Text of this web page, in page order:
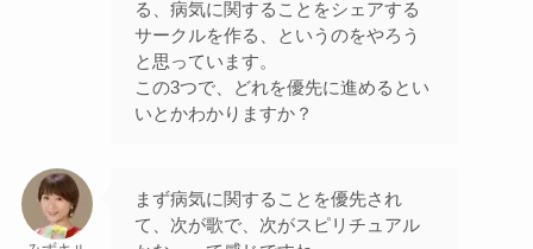
る、病気に関することをシェアする
サークルを作る、というのをやろう
と思っています。
この3つで、どれを優先に進めるとい
いとかわかりますか？
まず病気に関することを優先され
て、次が歌で、次がスピリチュアル